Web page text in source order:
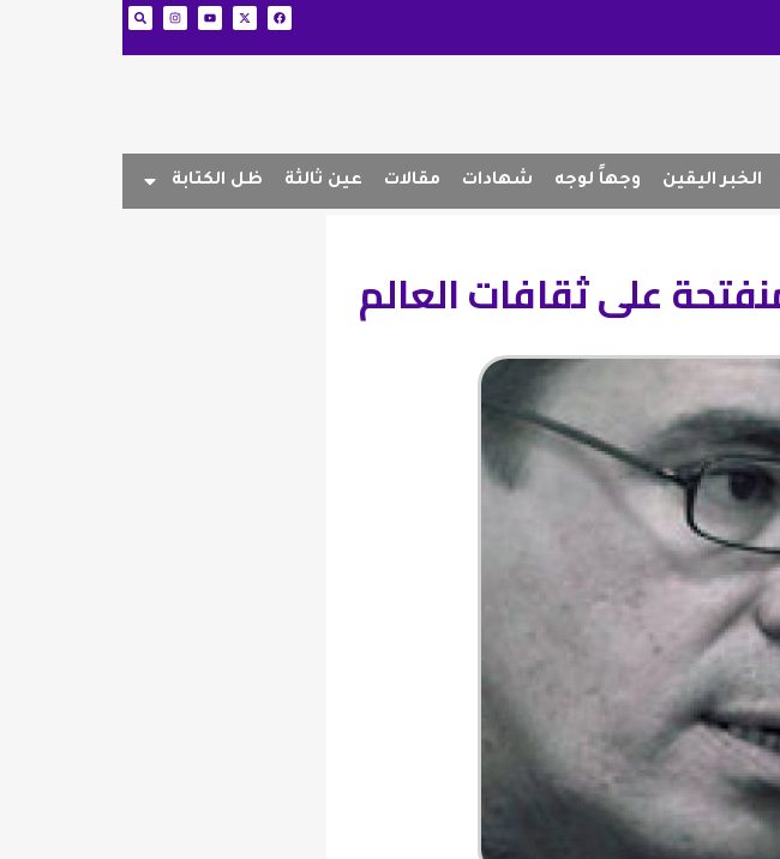
الخبر اليقين وجهاً لوجه شهادات مقالات عين ثالثة ظل الكتابة
على ثقافات العالم